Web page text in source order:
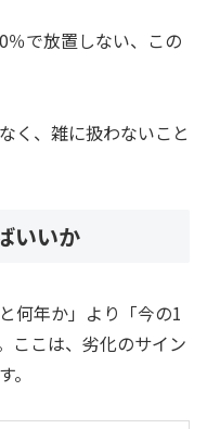
で放置しない、この
く、雑に扱わないこと
いいか
何年か」より「今の1
ここは、劣化のサイン